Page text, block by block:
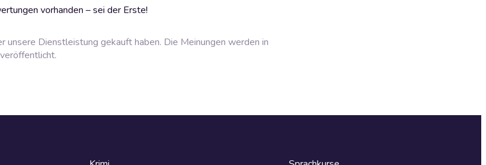
vorhanden – sei der Erste!
Dienstleistung gekauft haben. Die Meinungen werden in